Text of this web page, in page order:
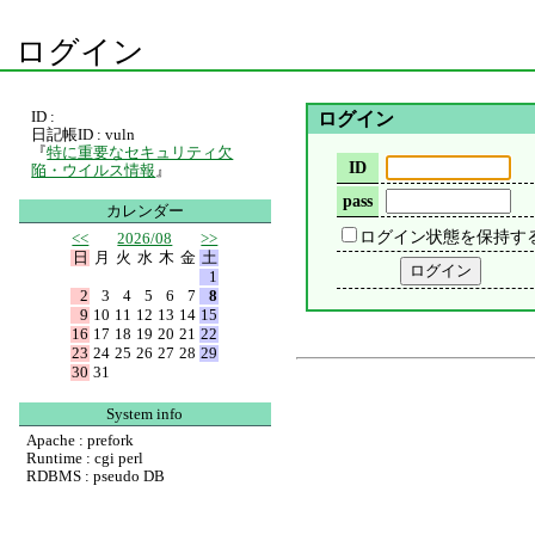
ログイン
ログイン
ID
pass
ログイン状態を保持す
ID :
日記帳ID : vuln
『特に重要なセキュリティ欠
陥・ウイルス情報 』
カレンダー
<<
2026/08
>>
日
月 火 水 木 金 土
1
2
3 4 5 6 7
8
9 10 11 12 13 14 15
16 17 18 19 20 21 22
23 24 25 26 27 28 29
30 31
System info
Apache : prefork
Runtime : cgi perl
RDBMS : pseudo DB